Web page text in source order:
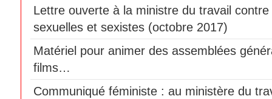
Lettre ouverte à la ministre du travail contre
sexuelles et sexistes (octobre 2017)
Matériel pour animer des assemblées
films…
Communiqué féministe : au ministère du